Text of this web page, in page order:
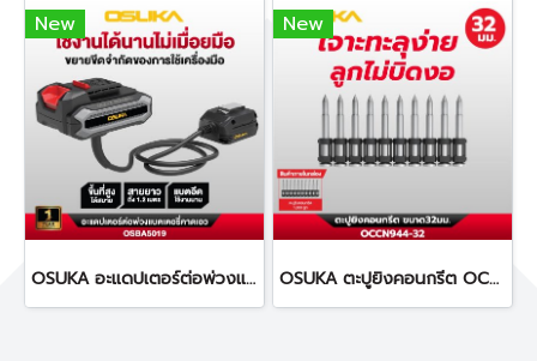
New
OSUKA อะแดปเตอร์ต่อพ่วงแบตเตอรี่คาดเอว ยาว 1.2 เมตร OSBA5019
New
OSUKA ตะปูยิงคอนกรีต OCCN944-32 ทนทานต่อการกัดกร่อน